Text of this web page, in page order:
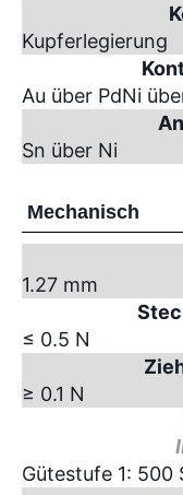
Kupferlegierung
Au über PdNi
Sn über Ni
Mechanisch
1.27 mm
≤ 0.5 N
≥ 0.1 N
Gütestufe 1: 500